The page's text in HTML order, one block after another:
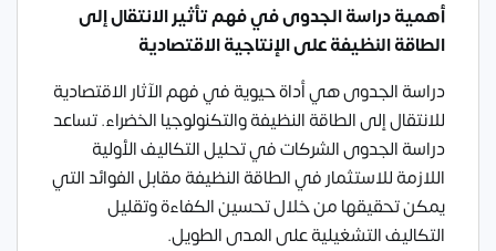
أهمية دراسة الجدوى في فهم تأثير الانتقال إلى
الطاقة النظيفة على الإنتاجية الاقتصادية
دراسة الجدوى هي أداة حيوية في فهم الآثار الاقتصادية
للانتقال إلى الطاقة النظيفة والتكنولوجيا الخضراء. تساعد
دراسة الجدوى الشركات في تحليل التكاليف الأولية
اللازمة للاستثمار في الطاقة النظيفة مقابل الفوائد التي
يمكن تحقيقها من خلال تحسين الكفاءة وتقليل
التكاليف التشغيلية على المدى الطويل.